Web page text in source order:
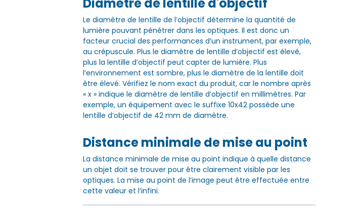
Le diamètre de lentille de l’objectif détermine la quantité de
lumière pouvant pénétrer dans les optiques. Il est donc un
facteur crucial des performances d’un instrument, par exemple,
au crépuscule. Plus le diamètre de lentille d’objectif est élevé,
plus la lentille d’objectif peut capter de lumière. Plus
l’environnement est sombre, plus le diamètre de la lentille doit
être élevé. Vérifiez le nom exact du produit, car le nombre après
« x » indique le diamètre de lentille d’objectif en millimètres. Par
exemple, un équipement avec le suffixe 10x42 possède une
lentille d’objectif de 42 mm de diamètre.
Distance minimale de mise au point
La distance minimale de mise au point indique à quelle distance
un objet doit se trouver pour être clairement visible par les
optiques. La mise au point de l’image peut être effectuée entre
cette valeur et l’infini.